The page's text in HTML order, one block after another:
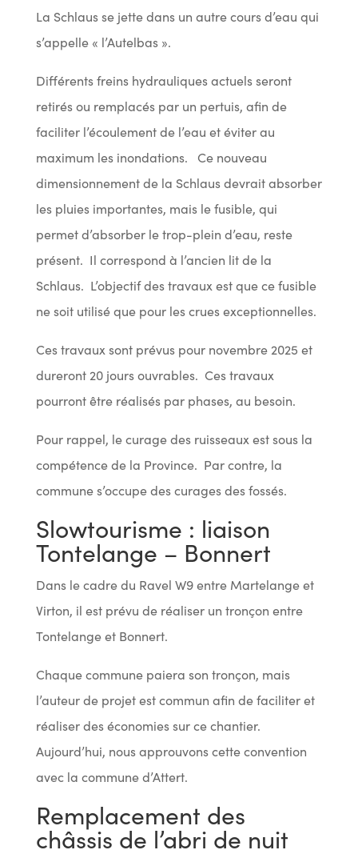
La Schlaus se jette dans un autre cours d’eau qui
s’appelle « l’Autelbas ».
Différents freins hydrauliques actuels seront
retirés ou remplacés par un pertuis, afin de
faciliter l’écoulement de l’eau et éviter au
maximum les inondations. Ce nouveau
dimensionnement de la Schlaus devrait absorber
les pluies importantes, mais le fusible, qui
permet d’absorber le trop-plein d’eau, reste
présent. Il correspond à l’ancien lit de la
Schlaus. L’objectif des travaux est que ce fusible
ne soit utilisé que pour les crues exceptionnelles.
Ces travaux sont prévus pour novembre 2025 et
dureront 20 jours ouvrables. Ces travaux
pourront être réalisés par phases, au besoin.
Pour rappel, le curage des ruisseaux est sous la
compétence de la Province. Par contre, la
commune s’occupe des curages des fossés.
Slowtourisme : liaison
Tontelange – Bonnert
Dans le cadre du Ravel W9 entre Martelange et
Virton, il est prévu de réaliser un tronçon entre
Tontelange et Bonnert.
Chaque commune paiera son tronçon, mais
l’auteur de projet est commun afin de faciliter et
réaliser des économies sur ce chantier.
Aujourd’hui, nous approuvons cette convention
avec la commune d’Attert.
Remplacement des
châssis de l’abri de nuit